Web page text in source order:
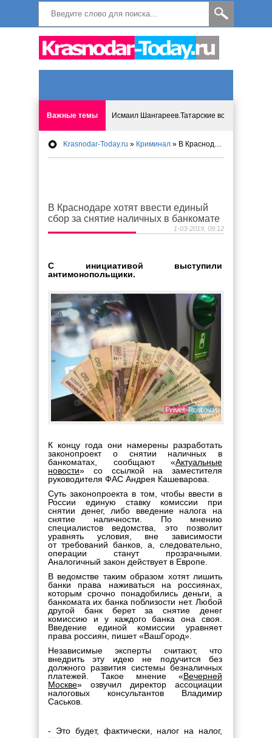
Важные темы Исмаил Шангареев.Татарские встречи на
Программа «Мир без слёз» впервые в Анапе:
Исмагил Шангареев. В поисках внутренней
Krasnodar-Today.ru » Криминал » В Краснодаре хотят ввести единый сбор за снятие наличных в банкомате
В Краснодаре хотят ввести единый
сбор за снятие наличных в банкомате
1-03-2019, 09:12
С инициативой выступили
антимонопольщики.
К концу года они намерены разработать
законопроект о снятии наличных в
банкоматах, сообщают «Актуальные
новости» со ссылкой на заместителя
руководителя ФАС Андрея Кашеварова.
Суть законопроекта в том, чтобы ввести в
России единую ставку комиссии при
снятии денег, либо введение налога на
снятие наличности. По мнению
специалистов ведомства, это позволит
уравнять условия, вне зависимости
от требований банков, а, следовательно,
операции станут прозрачными.
Аналогичный закон действует в Европе.
В ведомстве таким образом хотят лишить
банки права наживаться на россиянах,
которым срочно понадобились деньги, а
банкомата их банка поблизости нет. Любой
другой банк берет за снятие денег
комиссию и у каждого банка она своя.
Введение единой комиссии уравняет
права россиян, пишет «ВашГород».
Независимые эксперты считают, что
внедрить эту идею не подучится без
должного развития системы безналичных
платежей. Такое мнение «Вечерней
Москве» озвучил директор ассоциации
налоговых консультантов Владимир
Саськов.
- Это будет, фактически, налог на налог,